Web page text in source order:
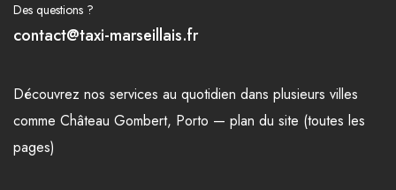
Des questions ?
contact@taxi-marseillais.fr
Découvrez nos services au quotidien dans plusieurs villes
comme Château Gombert, Porto — plan du site (toutes les
pages)